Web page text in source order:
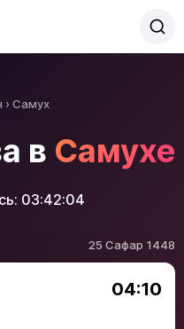
Самух
в Самухе
03:42:04
25 Сафар 1448
04:10